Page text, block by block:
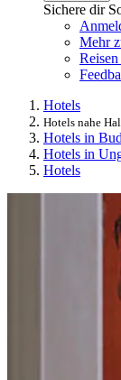
Sichere dir
Mehr
Hotels
Hotels nahe
Hotels in
Hotels in
Hotels